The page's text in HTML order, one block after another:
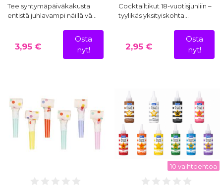
Tee syntymäpäiväkakusta
entistä juhlavampi näillä vä…
3,95 €
Osta
nyt!
Cocktailtikut 18-vuotisjuhliin –
tyylikäs yksityiskohta…
2,95 €
Osta
nyt!
10 vaihtoehtoa